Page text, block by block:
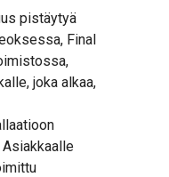
pistäytyä
Final
joka alkaa,